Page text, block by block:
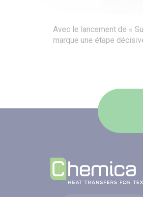
Avec le lancement de «
marque une étape